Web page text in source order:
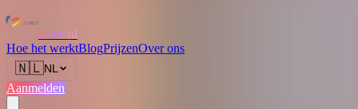
Love.nl
Hoe het werktBlogPrijzenOver ons
🇳🇱NL
Aanmelden